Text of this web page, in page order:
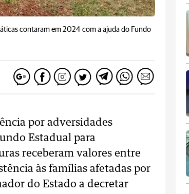
contaram em 2024 com a ajuda do Fundo
por adversidades
Estadual para
receberam valores entre
às famílias afetadas por
do Estado a decretar